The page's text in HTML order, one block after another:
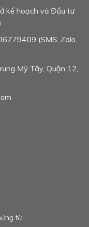
kế hoạch và Đầu tư
(SMS, Zalo,
Mỹ Tây, Quận 12,
từ.